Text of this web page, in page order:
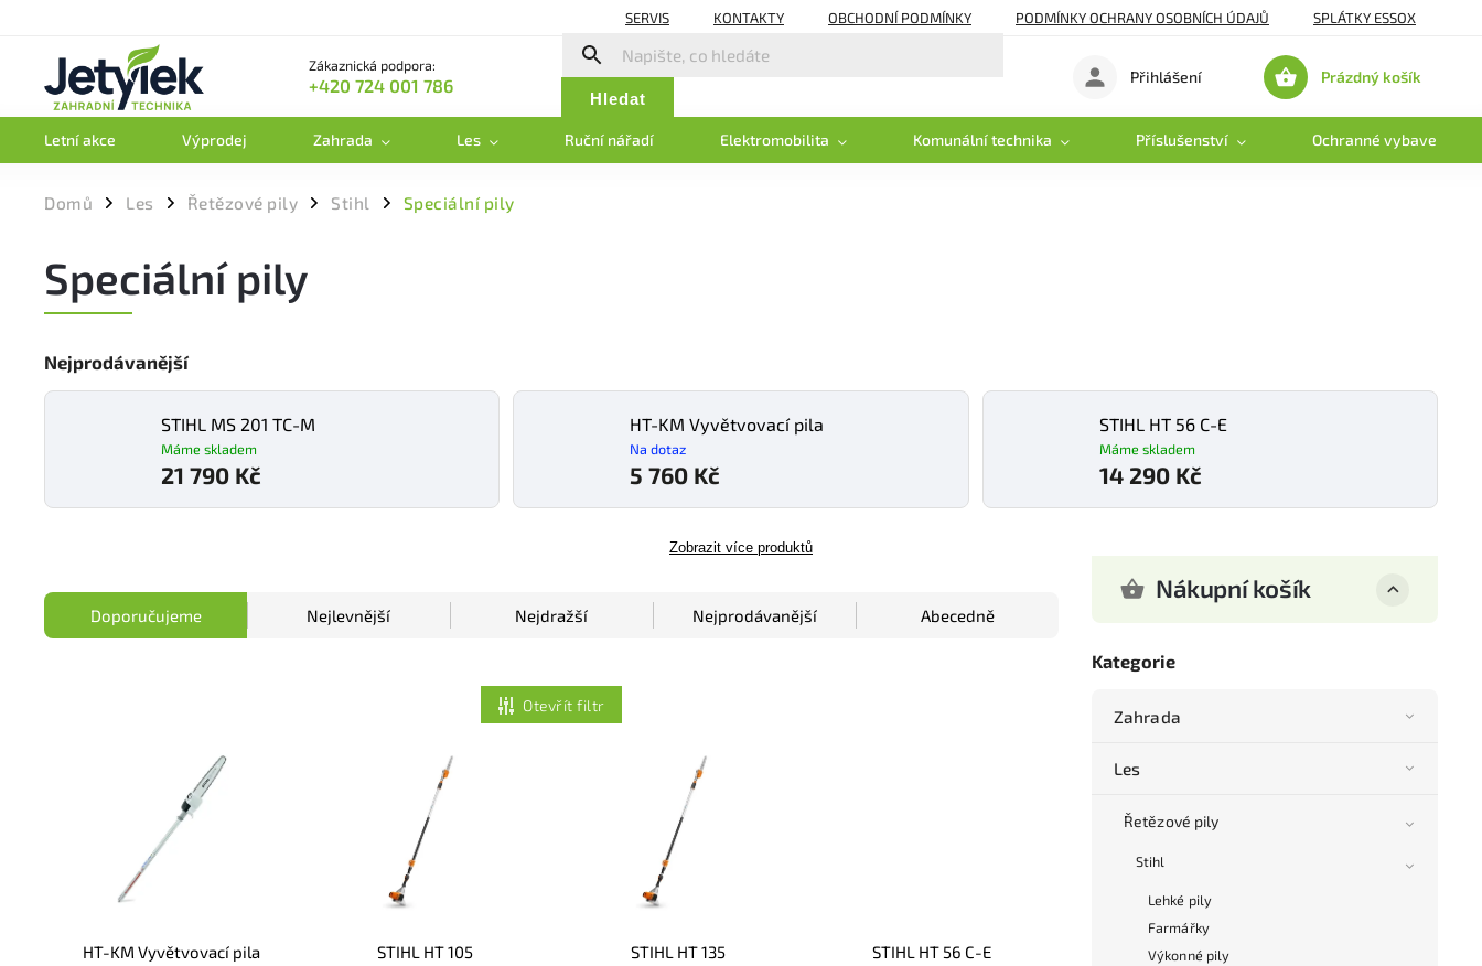
SERVIS KONTAKTY OBCHODNÍ PODMÍNKY PODMÍNKY OCHRANY OSOBNÍCH ÚDAJŮ SPLÁTKY ESSOX
Zákaznická podpora:
+420 724 001 786
Hledat
Nákupní
Prázdný košík
Přihlášení
Letní akce Výprodej Zahrada Les Ruční nářadí Elektromobilita Komunální technika Příslušenství Ochranné vybavení
Domů / Les / Řetězové pily / Stihl / Speciální pily
Speciální pily
Nejprodávanější
STIHL MS 201 TC-M
Máme skladem
21 790 Kč
HT-KM Vyvětvovací pila
Na dotaz
5 760 Kč
STIHL HT 56 C-E
Máme skladem
14 290 Kč
Zobrazit více produktů
Nákupní košík
Kategorie
Zahrada
Les
Řetězové pily
Stihl
Lehké pily
Farmářky
Výkonné pily
Doporučujeme Nejlevnější Nejdražší Nejprodávanější Abecedně
Otevřít filtr
HT-KM Vyvětvovací pila STIHL HT 105 STIHL HT 135 STIHL HT 56 C-E